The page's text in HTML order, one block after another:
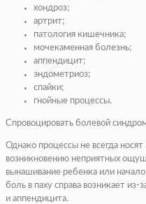
хондроз;
артрит;
патология кишечника;
мочекаменная болезнь;
аппендицит;
эндометриоз;
спайки;
гнойные процессы.
Спровоцировать болевой
Однако процессы не всегда
возникновению неприятных
вынашивание ребенка или
боль в паху справа возникает
и аппендицита.